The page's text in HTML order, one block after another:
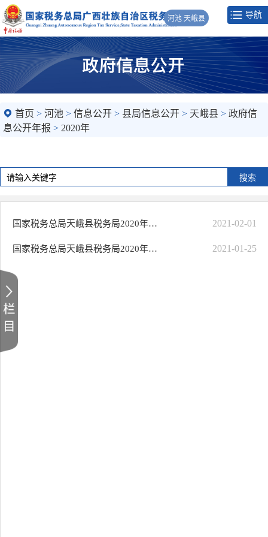
河池 天峨县 导航
首页 > 河池 > 信息公开 > 县局信息公开 > 天峨县 > 政府信
息公开年报 > 2020年
国家税务总局天峨县税务局2020年度法治税务建设情况报告 2021-02-01
国家税务总局天峨县税务局2020年政府信息公开工作年度报告 2021-01-25